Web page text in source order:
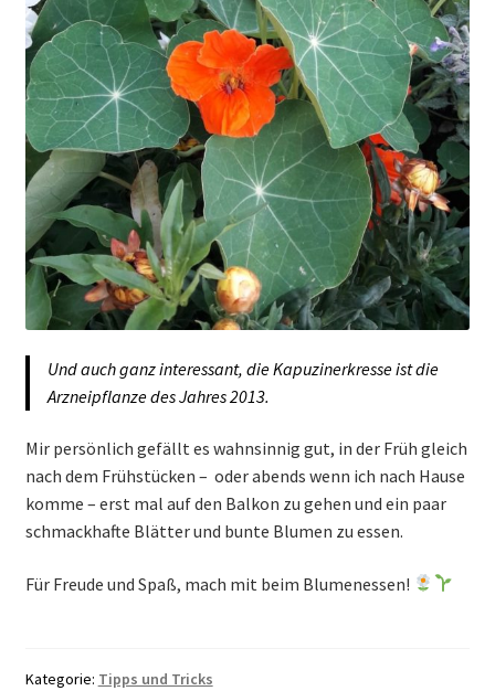
Und auch ganz interessant, die Kapuzinerkresse ist die
Arzneipflanze des Jahres 2013.
Mir persönlich gefällt es wahnsinnig gut, in der Früh gleich
nach dem Frühstücken – oder abends wenn ich nach Hause
komme – erst mal auf den Balkon zu gehen und ein paar
schmackhafte Blätter und bunte Blumen zu essen.
Für Freude und Spaß, mach mit beim Blumenessen!
Kategorie: Tipps und Tricks